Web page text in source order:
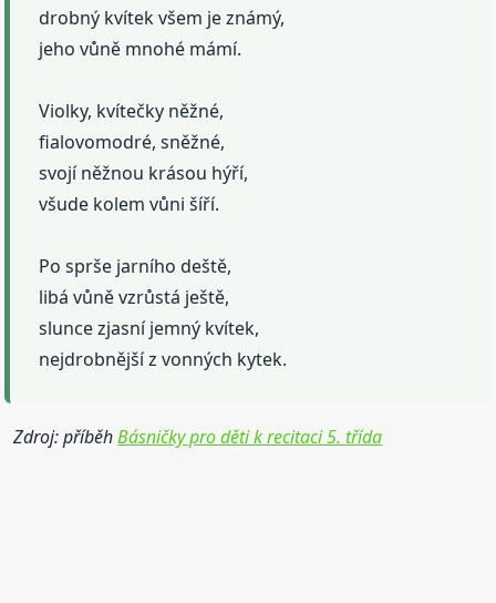
drobný kvítek všem je známý,
jeho vůně mnohé mámí.
Violky, kvítečky něžné,
fialovomodré, sněžné,
svojí něžnou krásou hýří,
všude kolem vůni šíří.
Po sprše jarního deště,
libá vůně vzrůstá ještě,
slunce zjasní jemný kvítek,
nejdrobnější z vonných kytek.
Zdroj: příběhBásničky pro děti k recitaci 5. třída